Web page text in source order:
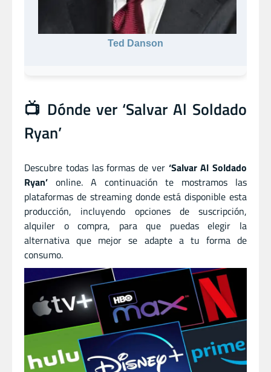
Ted Danson
📺 Dónde ver ‘Salvar Al Soldado
Ryan’
Descubre todas las formas de ver ‘Salvar Al Soldado
Ryan’ online. A continuación te mostramos las
plataformas de streaming donde está disponible esta
producción, incluyendo opciones de suscripción,
alquiler o compra, para que puedas elegir la
alternativa que mejor se adapte a tu forma de
consumo.